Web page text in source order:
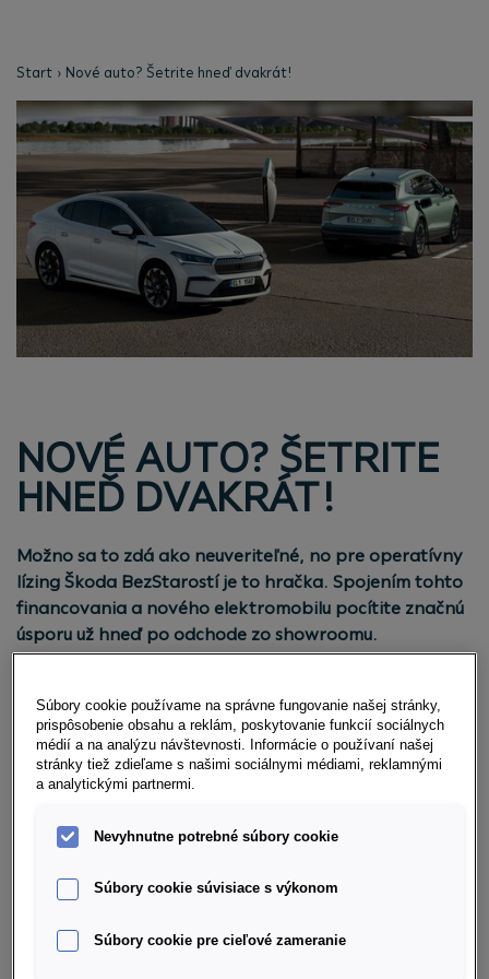
Start Nové auto? Šetrite hneď dvakrát!
NOVÉ AUTO? ŠETRITE
HNEĎ DVAKRÁT!
Možno sa to zdá ako neuveriteľné, no pre operatívny
lízing Škoda BezStarostí je to hračka. Spojením tohto
financovania a nového elektromobilu pocítite značnú
úsporu už hneď po odchode zo showroomu.
Nezostaneme však len pri slovách. Máme to
ročne ušetriť, ak si vyberiete operatívny lízing v
kombinácii s elektromobilom.
9 litrov na 100 kilometrov? Pri priemernej cene 1,48 €
Súbory cookie používame na správne fungovanie našej stránky,
prispôsobenie obsahu a reklám, poskytovanie funkcií sociálnych
médií a na analýzu návštevnosti. Informácie o používaní našej
stránky tiež zdieľame s našimi sociálnymi médiami, reklamnými
a analytickými partnermi.
Nevyhnutne potrebné súbory cookie
Súbory cookie súvisiace s výkonom
Súbory cookie pre cieľové zameranie